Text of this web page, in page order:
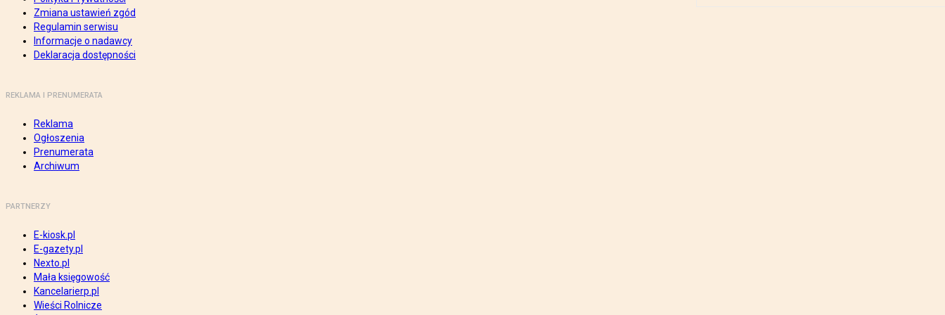
Zmiana ustawień zgód
Regulamin serwisu
Informacje o nadawcy
Deklaracja dostępności
REKLAMA I PRENUMERATA
Reklama
Ogłoszenia
Prenumerata
Archiwum
PARTNERZY
E-kiosk.pl
E-gazety.pl
Nexto.pl
Mała księgowość
Kancelarierp.pl
Wieści Rolnicze